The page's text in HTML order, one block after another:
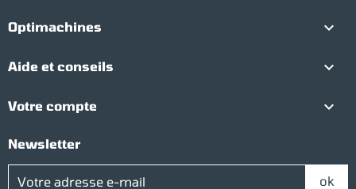
Optimachines 
Aide et conseils 
Votre compte 
Newsletter